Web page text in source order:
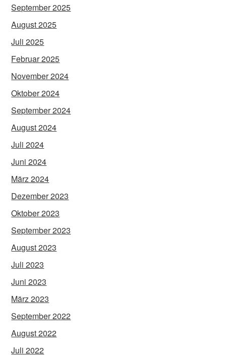
September 2025
August 2025
Juli 2025
Februar 2025
November 2024
Oktober 2024
September 2024
August 2024
Juli 2024
Juni 2024
März 2024
Dezember 2023
Oktober 2023
September 2023
August 2023
Juli 2023
Juni 2023
März 2023
September 2022
August 2022
Juli 2022